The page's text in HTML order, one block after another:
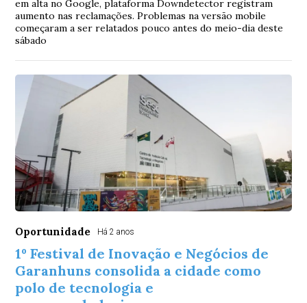
em alta no Google, plataforma Downdetector registram
aumento nas reclamações. Problemas na versão mobile
começaram a ser relatados pouco antes do meio-dia deste
sábado
Oportunidade Há 2 anos
1º Festival de Inovação e Negócios de
Garanhuns consolida a cidade como
polo de tecnologia e